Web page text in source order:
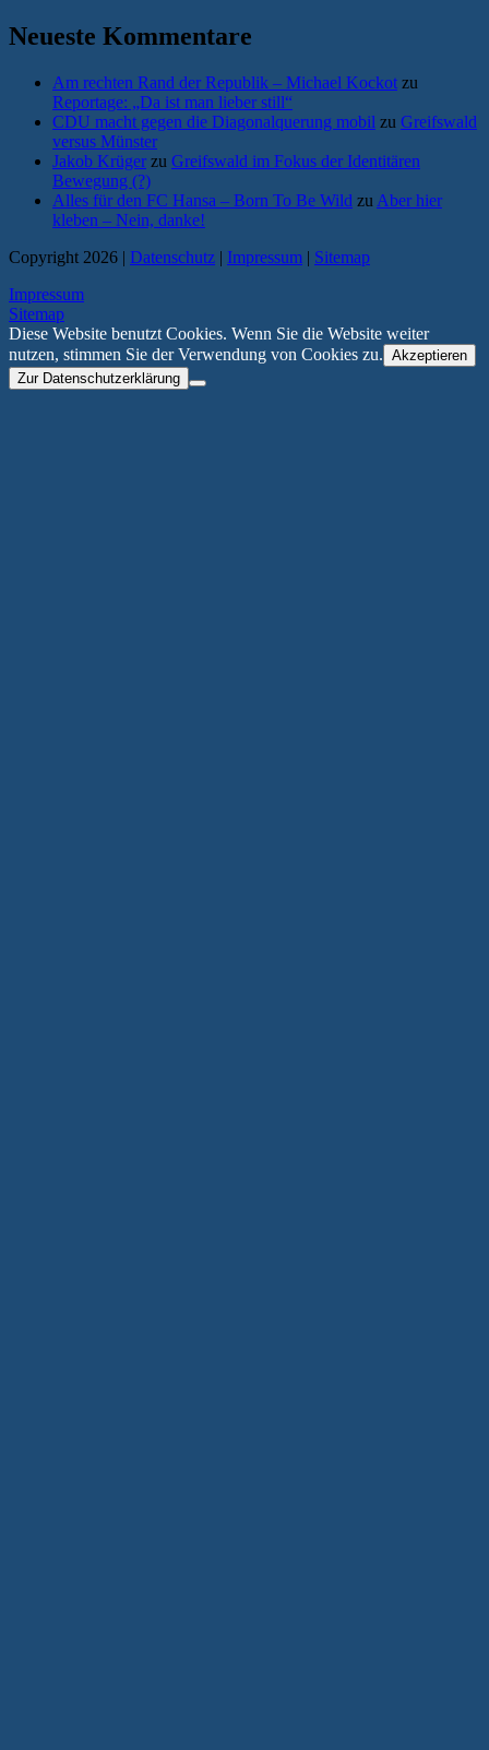
Neueste Kommentare
Am rechten Rand der Republik – Michael Kockot zu
Reportage: „Da ist man lieber still“
CDU macht gegen die Diagonalquerung mobil zu Greifswald
versus Münster
Jakob Krüger zu Greifswald im Fokus der Identitären
Bewegung (?)
Alles für den FC Hansa – Born To Be Wild zu Aber hier
kleben – Nein, danke!
Copyright 2026 | Datenschutz | Impressum | Sitemap
Impressum
Sitemap
Diese Website benutzt Cookies. Wenn Sie die Website weiter
nutzen, stimmen Sie der Verwendung von Cookies zu. Akzeptieren
Zur Datenschutzerklärung